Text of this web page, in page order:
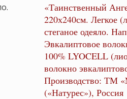
«Таинственный
220х240см. Легкое
стеганое одеяло.
Эвкалиптовое
100% LYOCELL
волокно
Производство: ТМ
(«Натурес»), Россия